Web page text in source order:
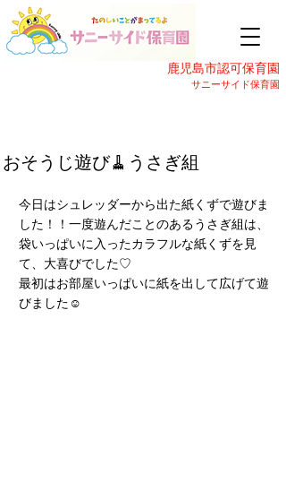
鹿児島市認可保育園
サニーサイド保育園
おそうじ遊び🧹うさぎ組
今日はシュレッダーから出た紙くずで遊びま
した！！一度遊んだことのあるうさぎ組は、
袋いっぱいに入ったカラフルな紙くずを見
て、大喜びでした♡
最初はお部屋いっぱいに紙を出して広げて遊
びました☺